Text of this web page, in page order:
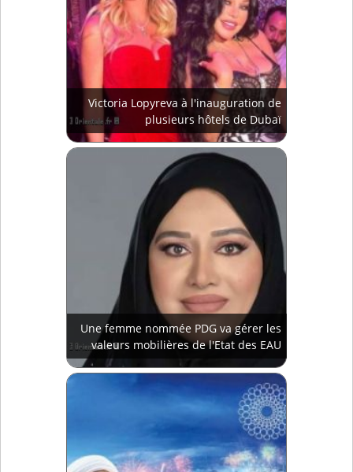
Victoria Lopyreva à l'inauguration de
plusieurs hôtels de Dubaï
Une femme nommée PDG va gérer les
valeurs mobilières de l'Etat des EAU